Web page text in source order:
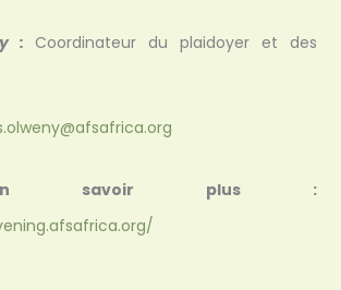
: Coordinateur du plaidoyer et des
savoir plus :